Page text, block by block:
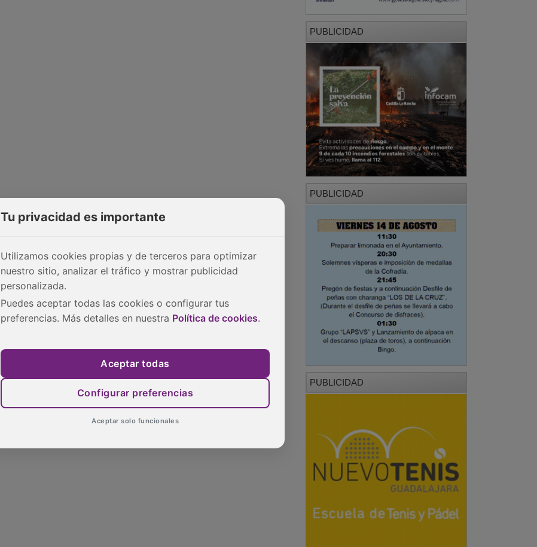
PUBLICIDAD
PUBLICIDAD
PUBLICIDAD
Tu privacidad es importante
Utilizamos cookies propias y de terceros para optimizar
nuestro sitio, analizar el tráfico y mostrar publicidad
personalizada.
Puedes aceptar todas las cookies o configurar tus
preferencias. Más detalles en nuestra Política de cookies.
Aceptar todas
Configurar preferencias
Aceptar solo funcionales